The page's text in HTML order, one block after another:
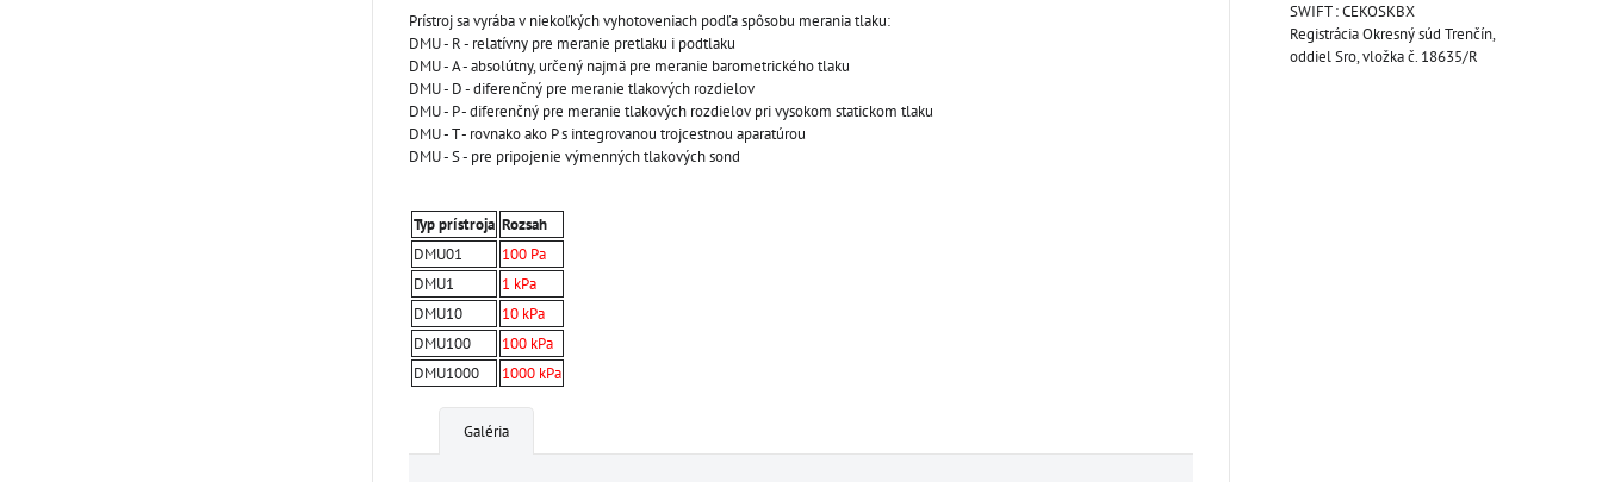
Prístroj sa vyrába v niekoľkých vyhotoveniach podľa spôsobu merania tlaku:
DMU - R - relatívny pre meranie pretlaku i podtlaku
DMU - A - absolútny, určený najmä pre meranie barometrického tlaku
DMU - D - diferenčný pre meranie tlakových rozdielov
DMU - P - diferenčný pre meranie tlakových rozdielov pri vysokom statickom tlaku
DMU - T - rovnako ako P s integrovanou trojcestnou aparatúrou
DMU - S - pre pripojenie výmenných tlakových sond
Typ prístroja Rozsah
DMU01
100 Pa
DMU1
1 kPa
DMU10
10 kPa
DMU100
100 kPa
DMU1000
1000 kPa
Galéria
SWIFT : CEKOSKBX
Registrácia Okresný súd Trenčín,
oddiel Sro, vložka č. 18635/R